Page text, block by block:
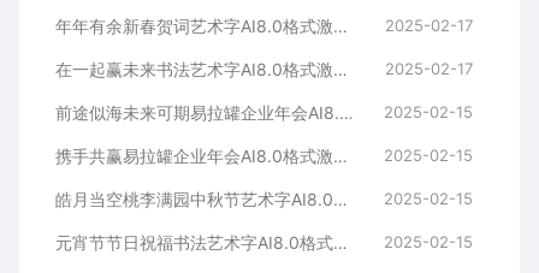
年年有余新春贺词艺术字AI8.0格式激光打标文件通用矢量图 2025-02-17
在一起赢未来书法艺术字AI8.0格式激光打标文件通用矢量图 2025-02-17
前途似海未来可期易拉罐企业年会AI8.0格式激光打标文件通用矢量图 2025-02-15
携手共赢易拉罐企业年会AI8.0格式激光打标文件通用矢量图 2025-02-15
皓月当空桃李满园中秋节艺术字AI8.0格式激光打标文件通用矢量图 2025-02-15
元宵节节日祝福书法艺术字AI8.0格式激光打标文件通用矢量图 2025-02-15